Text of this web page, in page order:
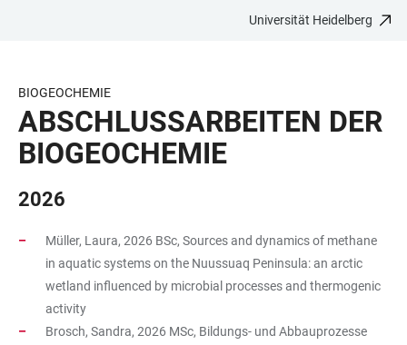
BARRIEREFREIHEIT
Universität Heidelberg
BIOGEOCHEMIE
ABSCHLUSSARBEITEN DER
BIOGEOCHEMIE
2026
Müller, Laura, 2026 BSc, Sources and dynamics of methane
in aquatic systems on the Nuussuaq Peninsula: an arctic
wetland influenced by microbial processes and thermogenic
activity
Brosch, Sandra, 2026 MSc, Bildungs- und Abbauprozesse